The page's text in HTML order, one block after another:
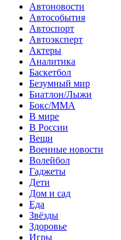
Автоновости
Автособытия
Автоспорт
Автоэксперт
Актеры
Аналитика
Баскетбол
Безумный мир
Биатлон/Лыжи
Бокс/MMA
В мире
В России
Вещи
Военные новости
Волейбол
Гаджеты
Дети
Дом и сад
Еда
Звёзды
Здоровье
Игры